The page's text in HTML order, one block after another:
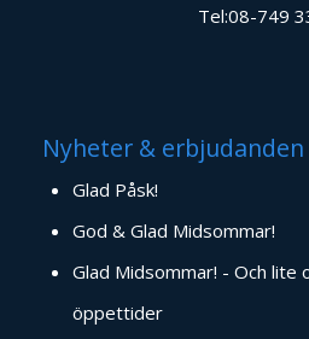
Tel:08-749
Nyheter & erbjudanden
Glad Påsk!
God & Glad Midsommar!
Glad Midsommar! - Och lite
öppettider